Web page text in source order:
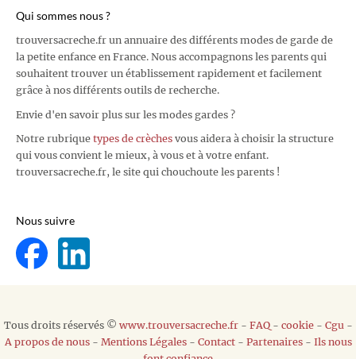
Qui sommes nous ?
trouversacreche.fr un annuaire des différents modes de garde de
la petite enfance en France. Nous accompagnons les parents qui
souhaitent trouver un établissement rapidement et facilement
grâce à nos différents outils de recherche.
Envie d'en savoir plus sur les modes gardes ?
Notre rubrique types de crèches vous aidera à choisir la structure
qui vous convient le mieux, à vous et à votre enfant.
trouversacreche.fr, le site qui chouchoute les parents !
Nous suivre
Tous droits réservés © www.trouversacreche.fr- FAQ- cookie- Cgu -
A propos de nous- Mentions Légales- Contact- Partenaires- Ils nous